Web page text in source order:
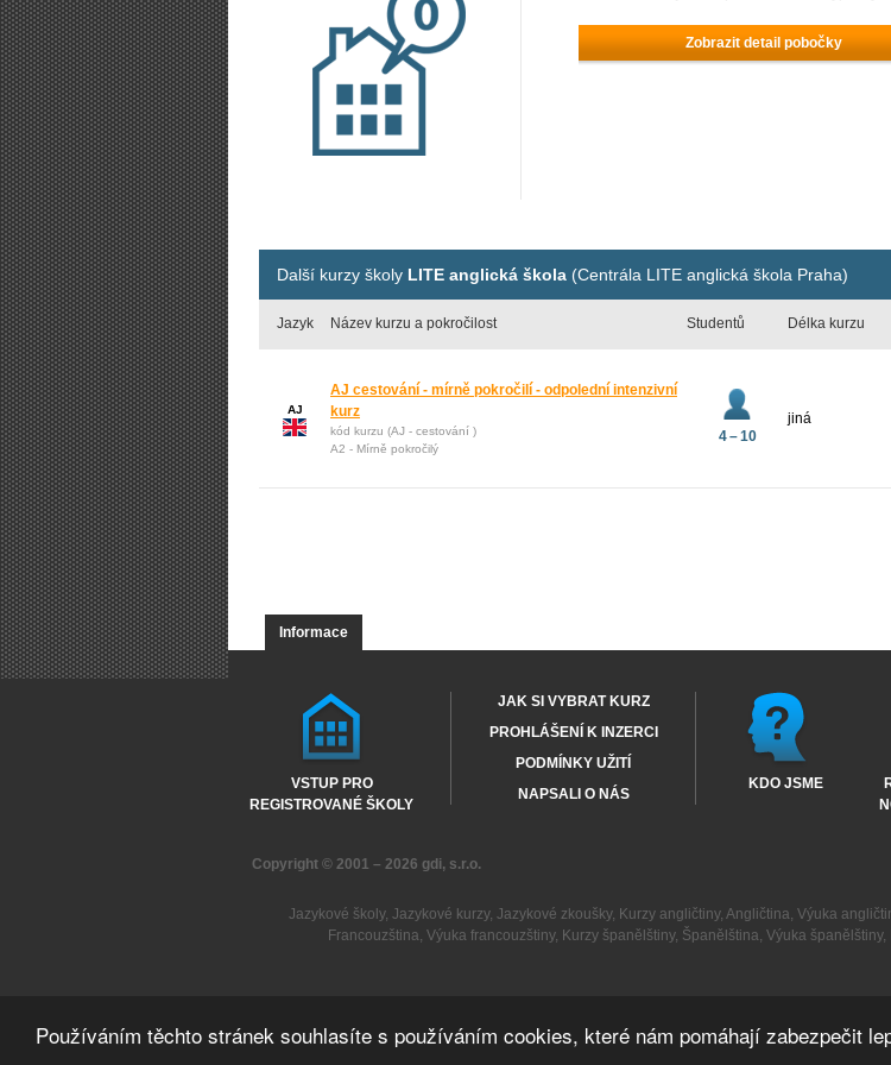
Používáním těchto stránek souhlasíte s používáním cookies, které nám pomáhají zabezpečit
Zobrazit detail pobočky
Další kurzy školy LITE anglická škola (Centrála LITE anglická škola Praha)
Jazyk Název kurzu a pokročilost Studentů Délka kurzu
AJ
AJ cestování - mírně pokročilí - odpolední intenzivní
kurz
kód kurzu (AJ - cestování )
A2 - Mírně pokročilý
4 – 10
jiná
Informace
VSTUP PRO
REGISTROVANÉ ŠKOLY
JAK SI VYBRAT KURZ
PROHLÁŠENÍ K INZERCI
PODMÍNKY UŽITÍ
NAPSALI O NÁS
KDO JSME
Copyright © 2001 – 2026 gdi, s.r.o.
Jazykové školy, Jazykové kurzy, Jazykové zkoušky, Kurzy angličtiny, Angličtina, Výuka
Francouzština, Výuka francouzštiny, Kurzy španělštiny, Španělština, Výuka španělštiny,